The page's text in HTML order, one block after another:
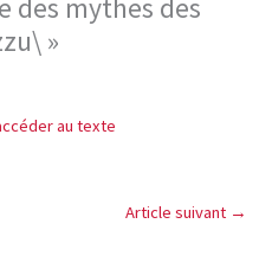
des mythes des
»
au texte
Article suivant →